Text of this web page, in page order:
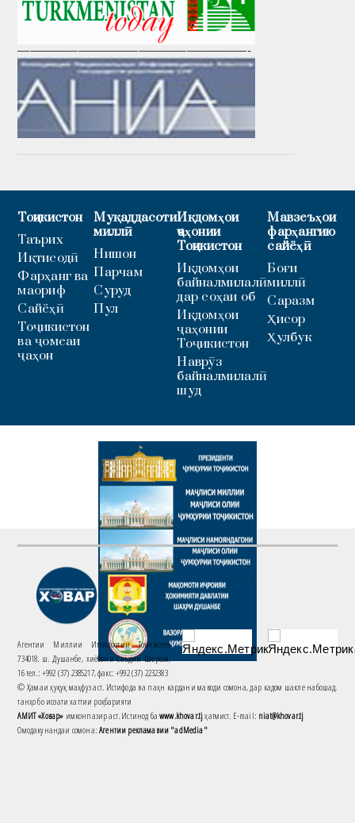
———————————————————-
Тоҷикистон
Таърих
Иқтисодӣ
Фарҳанг ва
маориф
Сайёҳӣ
Тоҷикистон
ва ҷомеаи
ҷаҳон
Муқаддасоти
миллӣ
Нишон
Парчам
Суруд
Пул
Иқдомҳои
ҷаҳонии
Тоҷикистон
Иқдомҳои
байналмилалӣ
дар соҳаи об
Иқдомҳои
ҷаҳонии
Тоҷикистон
Наврӯз
байналмилалӣ
шуд
Мавзеъҳои
фарҳангию
сайёҳӣ
Боғи
миллӣ
Саразм
Ҳисор
Ҳулбук
Агентии Миллии Иттилоотии Тоҷикистон
734018. ш. Душанбе, хиёбони Саъдии Шерозӣ,
16 тел.: +992 (37) 2385217, факс: +992 (37) 2232383
© Ҳамаи ҳуқуқ маҳфуз аст. Истифода ва паҳн кардани маводи сомона, дар кадом шакле набошад,
танҳо бо иҷозати хаттии роҳбарияти
АМИТ «Ховар» имконпазир аст. Истинод баwww.khovar.tjҳатмист. E-mail: niat@khovar.tj
Омодакунандаи сомона:Агентии рекламавии "adMedia"